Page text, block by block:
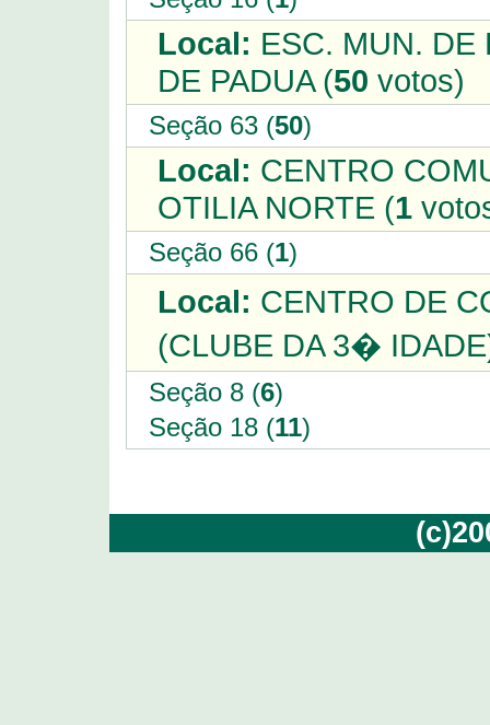
Local: ESC. MUN. DE
DE PADUA (50 votos)
Seção 63 (50)
Local: CENTRO
OTILIA NORTE (1
Seção 66 (1)
Local: CENTRO DE
(CLUBE DA 3�
Seção 8 (6)
Seção 18 (11)